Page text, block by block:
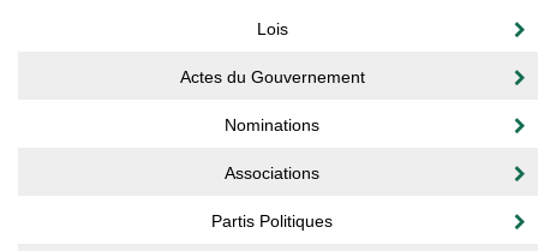
Lois
Actes du Gouvernement
Nominations
Associations
Partis Politiques